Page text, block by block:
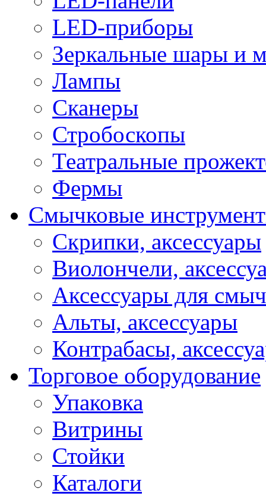
LED-приборы
Зеркальные шары и
Лампы
Сканеры
Стробоскопы
Театральные
Фермы
Смычковые
Скрипки, аксессуары
Виолончели,
Аксессуары для
Альты, аксессуары
Контрабасы,
Торговое оборудование
Упаковка
Витрины
Стойки
Каталоги